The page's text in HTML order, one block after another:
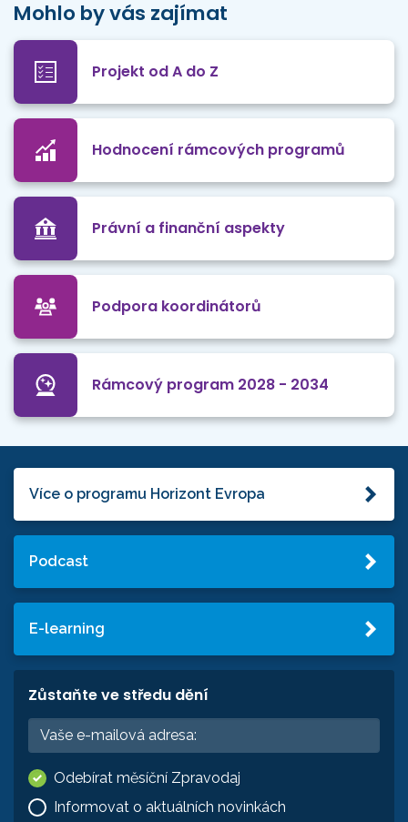
Mohlo by vás zajímat
Projekt od A do Z
Hodnocení rámcových programů
Právní a finanční aspekty
Podpora koordinátorů
Rámcový program 2028 - 2034
Více o programu Horizont Evropa
Podcast
E-learning
Zůstaňte ve středu dění
Odebírat měsíční Zpravodaj
Informovat o aktuálních novinkách